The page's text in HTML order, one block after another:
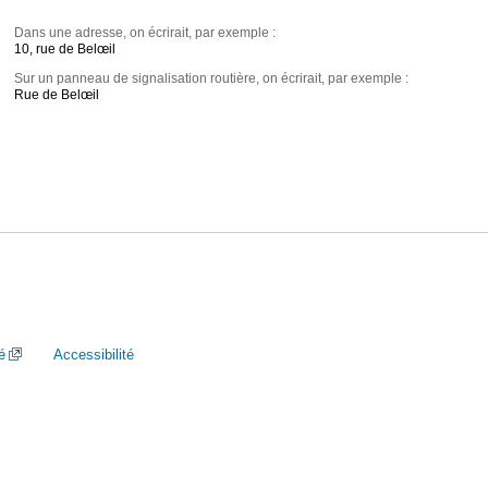
Dans une adresse, on écrirait, par exemple :
10, rue de Belœil
Sur un panneau de signalisation routière, on écrirait, par exemple :
Rue de Belœil
Accessibilité